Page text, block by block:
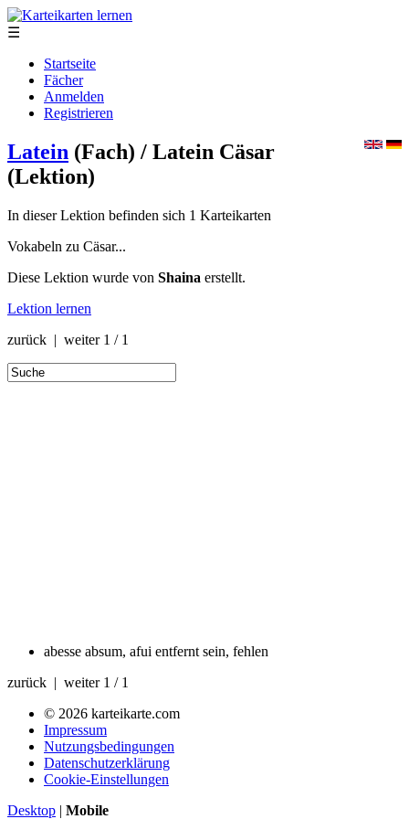
☰
Startseite
Fächer
Anmelden
Registrieren
Latein (Fach) / Latein Cäsar
(Lektion)
In dieser Lektion befinden sich 1 Karteikarten
Vokabeln zu Cäsar...
Diese Lektion wurde von Shaina erstellt.
Lektion lernen
zurück | weiter 1 / 1
abesse absum, afui entfernt sein, fehlen
zurück | weiter 1 / 1
© 2026 karteikarte.com
Impressum
Nutzungsbedingungen
Datenschutzerklärung
Cookie-Einstellungen
Desktop | Mobile